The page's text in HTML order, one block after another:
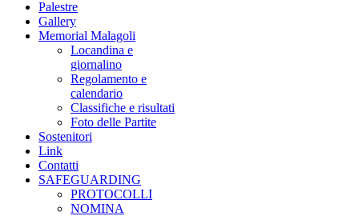
Palestre
Gallery
Memorial Malagoli
Locandina e
giornalino
Regolamento e
calendario
Classifiche e risultati
Foto delle Partite
Sostenitori
Link
Contatti
SAFEGUARDING
PROTOCOLLI
NOMINA